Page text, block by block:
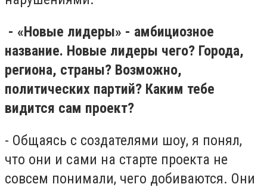
- «Новые лидеры» - амбициозное
название. Новые лидеры чего? Города,
региона, страны? Возможно,
политических партий? Каким тебе
видится сам проект?
- Общаясь с создателями шоу, я понял,
что они и сами на старте проекта не
совсем понимали, чего добиваются. Они